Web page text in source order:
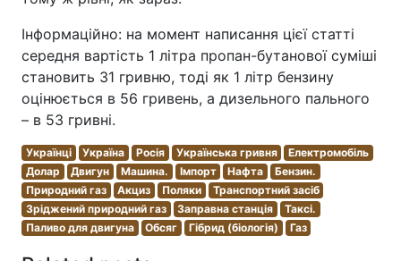
Інформаційно: на момент написання цієї статті
середня вартість 1 літра пропан-бутанової суміші
становить 31 гривню, тоді як 1 літр бензину
оцінюється в 56 гривень, а дизельного пального
– в 53 гривні.
Українці Україна Росія Українська гривня
Електромобіль
Долар
Двигун Машина. Імпорт Нафта
Бензин.
Природний газ
Акциз Поляки
Транспортний засіб
Зріджений природний газ
Заправна станція
Таксі.
Паливо для двигуна
Обсяг Гібрид (біологія) Газ